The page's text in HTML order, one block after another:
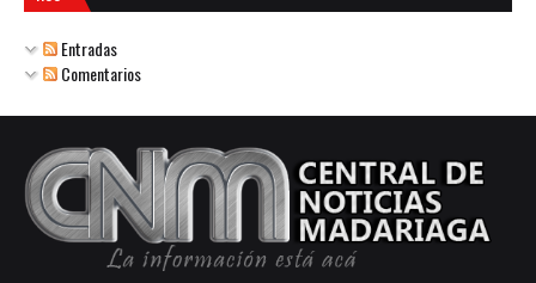
Entradas
Comentarios